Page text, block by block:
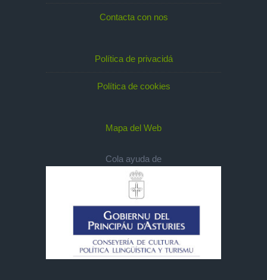
Contacta con nos
Política de privacidá
Política de cookies
Mapa del Web
Cola ayuda de